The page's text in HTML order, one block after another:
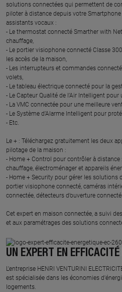
solutions connectées qui permettent de
piloter à distance depuis votre
assistants vocaux :
- Le thermostat connecté Smarther with
chauffage,
- Le portier visiophone connecté Classe
les accès de la maison,
- Les interrupteurs et commandes
volets,
- Le tableau électrique connecté pour la
- Le Capteur Qualité de l’Air Intelligent
- La VMC connectée pour une meilleure
- Le Système d’Alarme Intelligent pour
- Etc.
Le + : Téléchargez gratuitement les deux
pilotage de la maison :
- Home + Control pour contrôler à distance
chauffage, électroménager et appareils
- Home + Security pour gérer les solutions
portier visiophone connecté, caméras
connectée, détecteurs d’ouverture
Cet expert en maison connectée, a suivi
et aux paramétrages des solutions
UN EXPERT EN
L'entreprise HENRI VENTURINI
est spécialisée dans les économies
logements.